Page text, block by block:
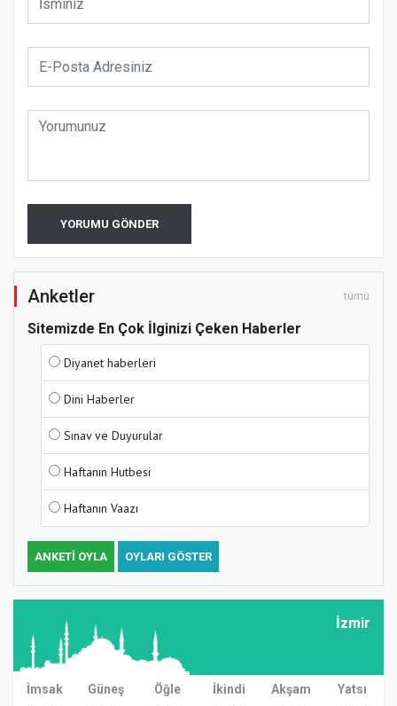
YORUMU GÖNDER
Anketler tümü
Sitemizde En Çok İlginizi Çeken Haberler
Diyanet haberleri
Dini Haberler
Sınav ve Duyurular
Haftanın Hutbesi
Haftanın Vaazı
ANKETI OYLA OYLARI GÖSTER
İzmir
İmsak Güneş Öğle İkindi Akşam
Yatsı